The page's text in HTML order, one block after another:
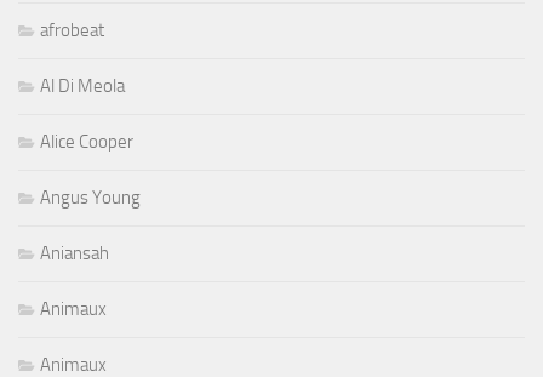
afrobeat
Al Di Meola
Alice Cooper
Angus Young
Aniansah
Animaux
Animaux